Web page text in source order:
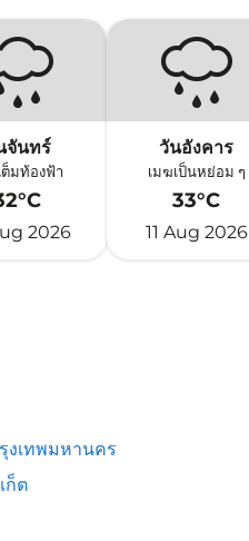
จันทร์
ต็มท้องฟ้า
2026
วันอังคาร
เมฆเป็นหย่อม ๆ
33°C
11 Aug 2026
งเทพมหานคร
ก็ต